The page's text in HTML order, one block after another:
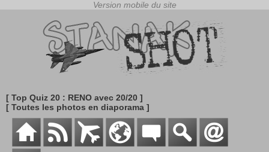
[ Top Quiz 20 : RENO avec 20/20 ]
[ Toutes les photos en diaporama ]